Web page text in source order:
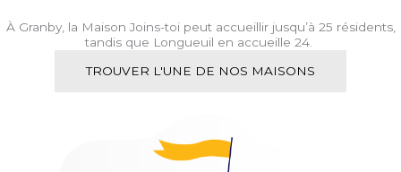
À Granby, la Maison Joins-toi peut accueillir jusqu’à 25 résidents,
tandis que Longueuil en accueille 24.
TROUVER L'UNE DE NOS MAISONS